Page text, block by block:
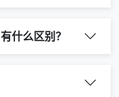
什么区别？